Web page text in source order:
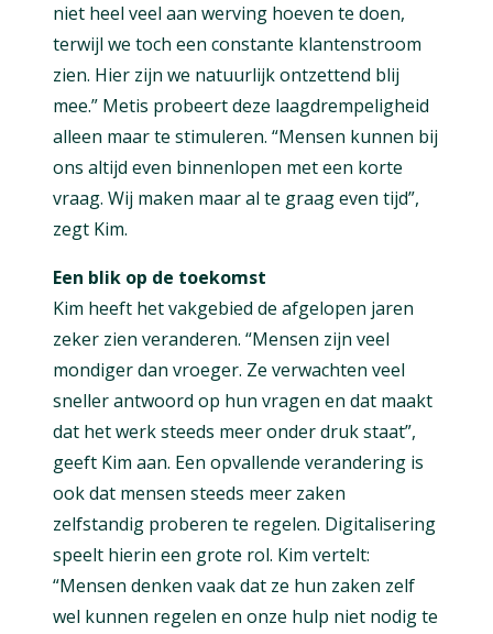
niet heel veel aan werving hoeven te doen,
terwijl we toch een constante klantenstroom
zien. Hier zijn we natuurlijk ontzettend blij
mee.” Metis probeert deze laagdrempeligheid
alleen maar te stimuleren. “Mensen kunnen bij
ons altijd even binnenlopen met een korte
vraag. Wij maken maar al te graag even tijd”,
zegt Kim.
Een blik op de toekomst
Kim heeft het vakgebied de afgelopen jaren
zeker zien veranderen. “Mensen zijn veel
mondiger dan vroeger. Ze verwachten veel
sneller antwoord op hun vragen en dat maakt
dat het werk steeds meer onder druk staat”,
geeft Kim aan. Een opvallende verandering is
ook dat mensen steeds meer zaken
zelfstandig proberen te regelen. Digitalisering
speelt hierin een grote rol. Kim vertelt:
“Mensen denken vaak dat ze hun zaken zelf
wel kunnen regelen en onze hulp niet nodig te